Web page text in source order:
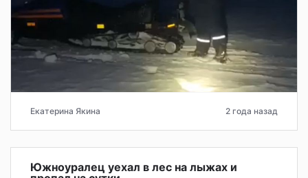
Екатерина Якина 2 года назад
Южноуралец уехал в лес на лыжах и